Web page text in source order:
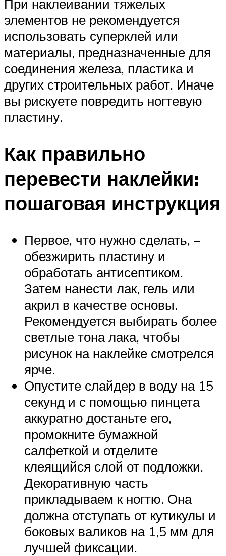
При наклеивании тяжелых
элементов не рекомендуется
использовать суперклей или
материалы, предназначенные для
соединения железа, пластика и
других строительных работ. Иначе
вы рискуете повредить ногтевую
пластину.
Как правильно
перевести наклейки:
пошаговая инструкция
Первое, что нужно сделать, –
обезжирить пластину и
обработать антисептиком.
Затем нанести лак, гель или
акрил в качестве основы.
Рекомендуется выбирать более
светлые тона лака, чтобы
рисунок на наклейке смотрелся
ярче.
Опустите слайдер в воду на 15
секунд и с помощью пинцета
аккуратно достаньте его,
промокните бумажной
салфеткой и отделите
клеящийся слой от подложки.
Декоративную часть
прикладываем к ногтю. Она
должна отступать от кутикулы и
боковых валиков на 1,5 мм для
лучшей фиксации.